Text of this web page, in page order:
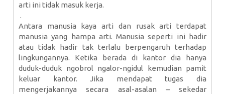
arti ini tidak masuk kerja.
.
Antara manusia kaya arti dan rusak arti terdapat
manusia yang hampa arti. Manusia seperti ini hadir
atau tidak hadir tak terlalu berpengaruh terhadap
lingkungannya. Ketika berada di kantor dia hanya
duduk-duduk ngobrol ngalor-ngidul kemudian pamit
keluar kantor. Jika mendapat tugas dia
mengerjakannya secara asal-asalan – sekedar